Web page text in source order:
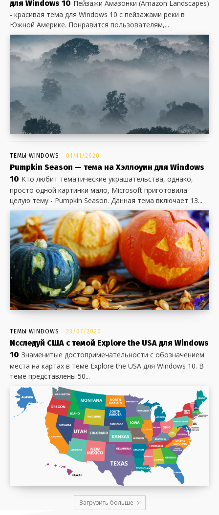
для Windows 10 Пейзажи Амазонки (Amazon Landscapes)
- красивая тема для Windows 10 с пейзажами реки в
Южной Америке. Понравится пользователям,...
ТЕМЫ WINDOWS 01/11/2020
Pumpkin Season — тема на Хэллоуин для Windows
10 Кто любит тематические украшательства, однако,
просто одной картинки мало, Microsoft приготовила
целую тему - Pumpkin Season. Данная тема включает 13...
ТЕМЫ WINDOWS 23/07/2020
Исследуй США с темой Explore the USA для Windows
10 Знаменитые достопримечательности с обозначением
места на картах в теме Explore the USA для Windows 10. В
теме представлены 50...
Загрузить больше